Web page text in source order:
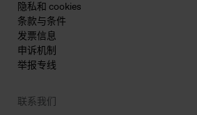
隐私和 cookies
条款与条件
发票信息
申诉机制
举报专线
联系我们